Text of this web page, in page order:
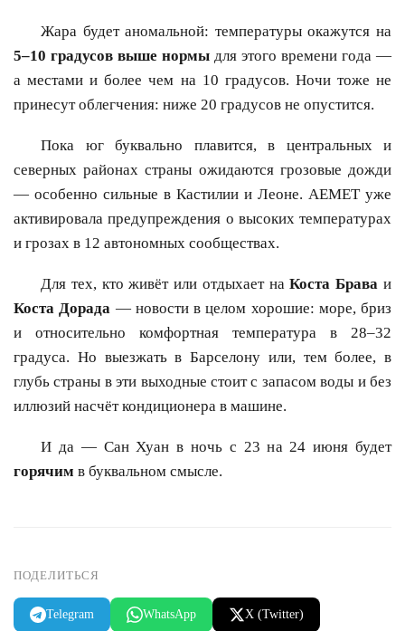
Жара будет аномальной: температуры окажутся на
5–10 градусов выше нормы для этого времени года —
а местами и более чем на 10 градусов. Ночи тоже не
принесут облегчения: ниже 20 градусов не опустится.
Пока юг буквально плавится, в центральных и
северных районах страны ожидаются грозовые дожди
— особенно сильные в Кастилии и Леоне. AEMET уже
активировала предупреждения о высоких температурах
и грозах в 12 автономных сообществах.
Для тех, кто живёт или отдыхает наКоста Брава и
Коста Дорада — новости в целом хорошие: море, бриз
и относительно комфортная температура в 28–32
градуса. Но выезжать в Барселону или, тем более, в
глубь страны в эти выходные стоит с запасом воды и без
иллюзий насчёт кондиционера в машине.
И да — Сан Хуан в ночь с 23 на 24 июня будет
горячим в буквальном смысле.
ПОДЕЛИТЬСЯ
Telegram WhatsApp X (Twitter)